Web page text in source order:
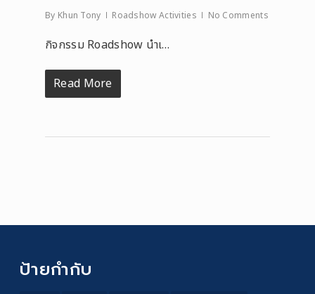
By Khun Tony Roadshow Activities No Comments
กิจกรรม Roadshow นำเ…
Read More
ป้ายกำกับ